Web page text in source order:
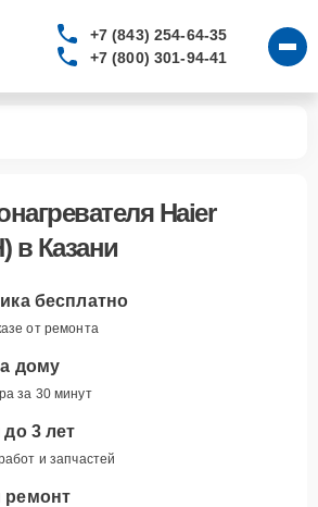
+7 (843) 254-64-35
+7 (800) 301-94-41
Haier
в Казани
бесплатно
от ремонта
дому
за 30 минут
до 3 лет
и запчастей